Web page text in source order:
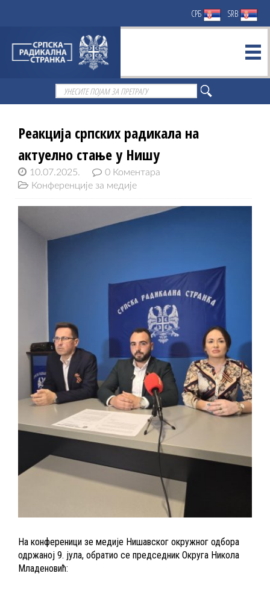
СРБ SRB
Реакција српских радикала на
актуелно стање у Нишу
10.07.2025.
0 Коментара
Конференције за медије
На конференици зе медије Нишавског окружног одбора
одржаној 9. јула, обратио се председник Округа Никола
Младеновић: